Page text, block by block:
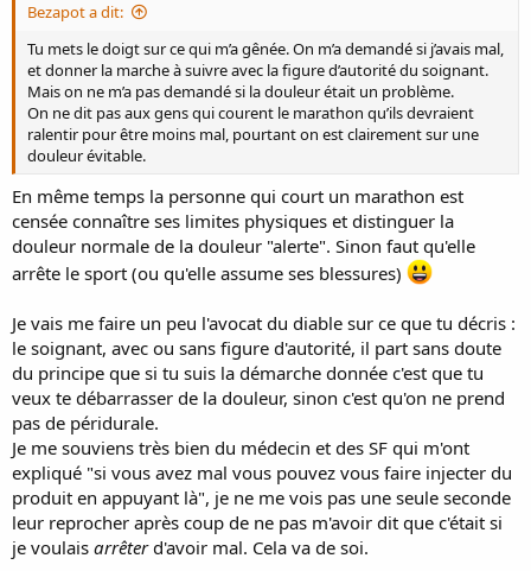
Bezapot a dit:
Tu mets le doigt sur ce qui m’a gênée. On m’a demandé si j’avais mal,
et donner la marche à suivre avec la figure d’autorité du soignant.
Mais on ne m’a pas demandé si la douleur était un problème.
On ne dit pas aux gens qui courent le marathon qu’ils devraient
ralentir pour être moins mal, pourtant on est clairement sur une
douleur évitable.
En même temps la personne qui court un marathon est
censée connaître ses limites physiques et distinguer la
douleur normale de la douleur "alerte". Sinon faut qu'elle
arrête le sport (ou qu'elle assume ses blessures)
Je vais me faire un peu l'avocat du diable sur ce que tu décris :
le soignant, avec ou sans figure d'autorité, il part sans doute
du principe que si tu suis la démarche donnée c'est que tu
veux te débarrasser de la douleur, sinon c'est qu'on ne prend
pas de péridurale.
Je me souviens très bien du médecin et des SF qui m'ont
expliqué "si vous avez mal vous pouvez vous faire injecter du
produit en appuyant là", je ne me vois pas une seule seconde
leur reprocher après coup de ne pas m'avoir dit que c'était si
je voulais arrêterd'avoir mal. Cela va de soi.